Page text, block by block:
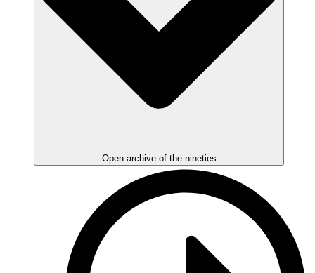
Open archive of the nineties